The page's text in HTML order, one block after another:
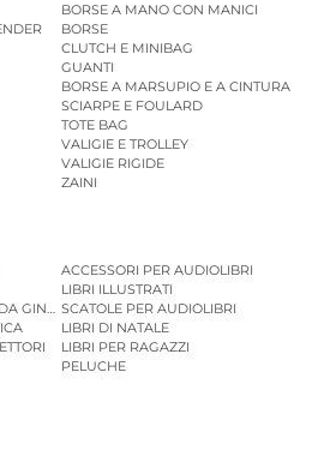
BORSE A MANO CON MANICI
BORSE
CLUTCH E MINIBAG
GUANTI
BORSE A MARSUPIO E A CINTURA
SCIARPE E FOULARD
TOTE BAG
VALIGIE E TROLLEY
VALIGIE RIGIDE
ZAINI
ACCESSORI PER AUDIOLIBRI
LIBRI ILLUSTRATI
GINNASTICA
SCATOLE PER AUDIOLIBRI
LIBRI DI NATALE
LIBRI PER RAGAZZI
PELUCHE